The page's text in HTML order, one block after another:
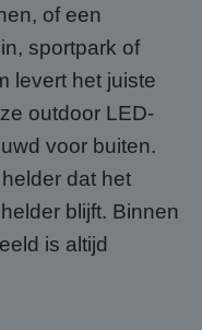
of een
sportpark of
levert het juiste
outdoor LED-
voor buiten.
dat het
blijft. Binnen
is altijd